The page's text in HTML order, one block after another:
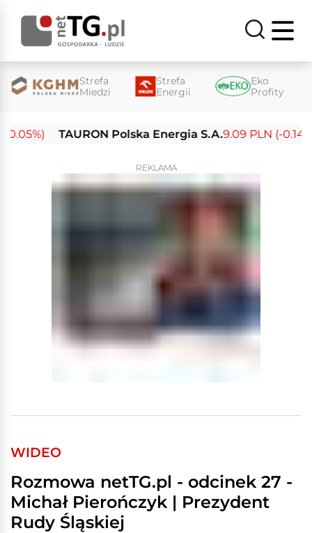
Strefa
Miedzi
Strefa
Energii
Eko
Profity
TAURON Polska Energia S.A.9.09 PLN (-0.14%)
REKLAMA
WIDEO
Rozmowa netTG.pl - odcinek 27 -
Michał Pierończyk | Prezydent
Rudy Śląskiej